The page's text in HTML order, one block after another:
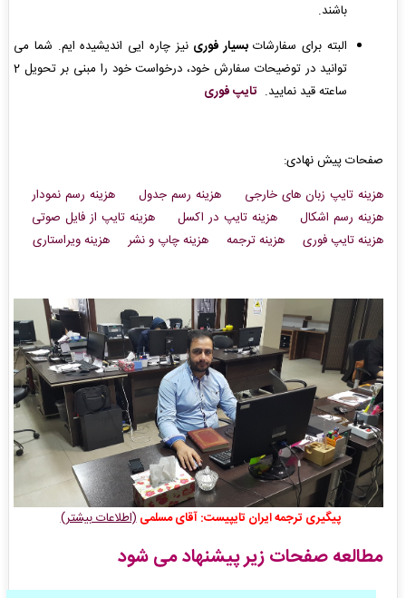
باشند.
البته برای سفارشاتبسیار فورینیز چاره ایی اندیشیده ایم. شما می
توانید در توضیحات سفارش خود، درخواست خود را مبنی بر تحویل 2
ساعته قید نمایید. تایپ فوری
صفحات پیش نهادی:
هزینه تایپ زبان های خارجی
هزینه رسم جدول
هزینه رسم نمودار
هزینه رسم اشکال
هزینه تایپ در اکسل
هزینه تایپ از فایل صوتی
هزینه تایپ فوری
هزینه ترجمه هزینه چاپ و نشر هزینه ویراستاری
پیگیری ترجمه ایران تایپیست: آقای مسلمی(اطلاعات بیشتر)
مطالعه صفحات زیر پیشنهاد می شود